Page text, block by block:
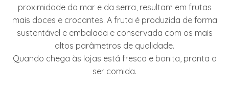
proximidade do mar e da serra, resultam em frutas
mais doces e crocantes. A fruta é produzida de forma
sustentável e embalada e conservada com os mais
altos parâmetros de qualidade.
Quando chega às lojas está fresca e bonita, pronta a
ser comida.